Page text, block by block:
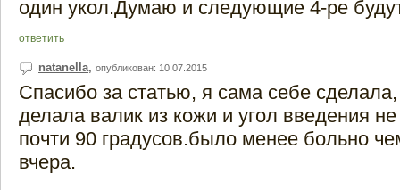
один укол.Думаю и следующие 4-ре
ответить
natanella, опубликован: 10.07.2015
Спасибо за статью, я сама себе сделала,
делала валик из кожи и угол введения
почти 90 градусов.было менее больно
вчера.